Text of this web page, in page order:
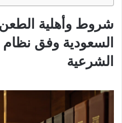
شروط وأهلية
السعودية وفق نظام
الشرعية